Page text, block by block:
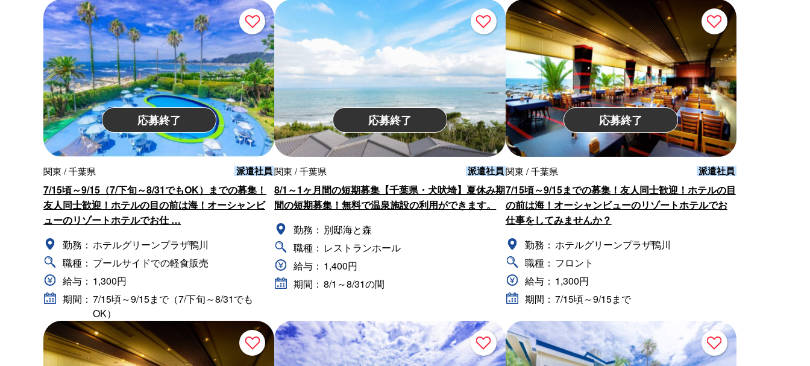
応募終了
関東 / 千葉県 派遣社員
7/15頃～9/15（7/下旬～8/31でもOK）までの募集！
友人同士歓迎！ホテルの目の前は海！オーシャンビ
ューのリゾートホテルでお仕 …
勤務： ホテルグリーンプラザ鴨川
職種： プールサイドでの軽食販売
給与： 1,300円
期間： 7/15頃～9/15まで（7/下旬～8/31でも
OK）
応募終了
関東 / 千葉県 派遣社員
8/1～1ヶ月間の短期募集【千葉県・犬吠埼】夏休み期
間の短期募集！無料で温泉施設の利用ができます。
勤務： 別邸海と森
職種： レストランホール
給与： 1,400円
期間： 8/1～8/31の間
応募終了
関東 / 千葉県 派遣社員
7/15頃～9/15までの募集！友人同士歓迎！ホテルの目
の前は海！オーシャンビューのリゾートホテルでお
仕事をしてみませんか？
勤務： ホテルグリーンプラザ鴨川
職種： フロント
給与： 1,300円
期間： 7/15頃～9/15まで